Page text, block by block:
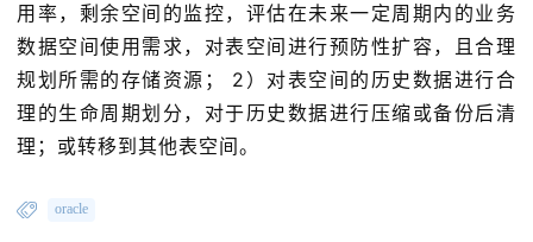
用率，剩余空间的监控，评估在未来一定周期内的业务
数据空间使用需求，对表空间进行预防性扩容，且合理
规划所需的存储资源； 2）对表空间的历史数据进行合
理的生命周期划分，对于历史数据进行压缩或备份后清
理；或转移到其他表空间。
oracle